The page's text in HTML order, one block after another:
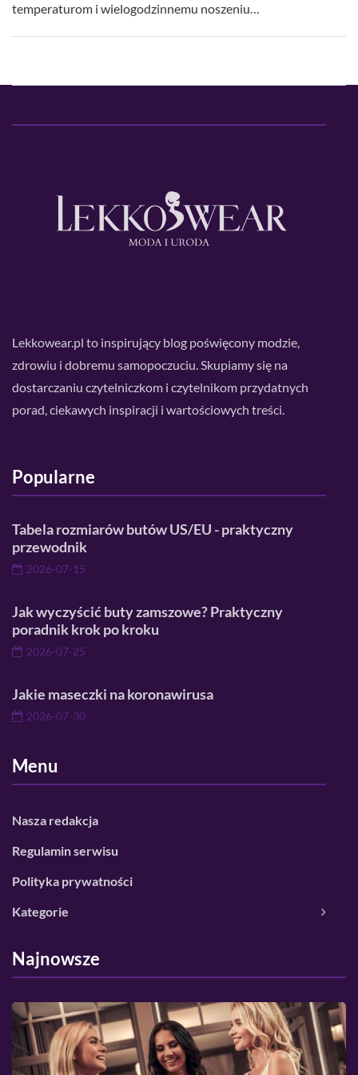
temperaturom i wielogodzinnemu noszeniu…
Lekkowear.pl to inspirujący blog poświęcony modzie,
zdrowiu i dobremu samopoczuciu. Skupiamy się na
dostarczaniu czytelniczkom i czytelnikom przydatnych
porad, ciekawych inspiracji i wartościowych treści.
Popularne
Tabela rozmiarów butów US/EU - praktyczny
przewodnik
2026-07-15
Jak wyczyścić buty zamszowe? Praktyczny
poradnik krok po kroku
2026-07-25
Jakie maseczki na koronawirusa
2026-07-30
Menu
Nasza redakcja
Regulamin serwisu
Polityka prywatności
Kategorie
Najnowsze